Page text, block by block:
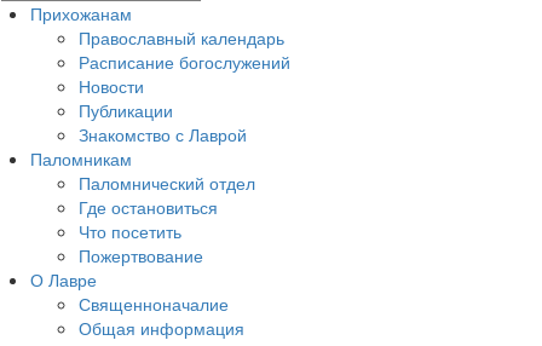
Прихожанам
Православный календарь
Расписание богослужений
Новости
Публикации
Знакомство с Лаврой
Паломникам
Паломнический отдел
Где остановиться
Что посетить
Пожертвование
О Лавре
Священноначалие
Общая информация